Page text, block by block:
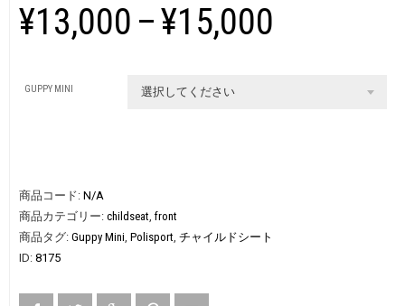
¥13,000 –¥15,000
GUPPY MINI 選択してください
商品コード: N/A
商品カテゴリー: childseat front
商品タグ: Guppy Mini Polisport チャイルドシート
ID: 8175